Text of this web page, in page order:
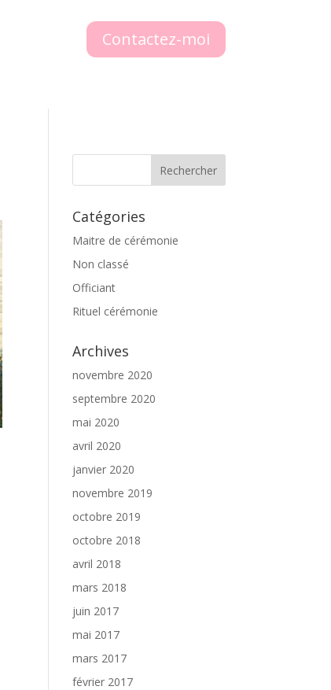
Contactez-moi
Catégories
Maitre de cérémonie
Non classé
Officiant
Rituel cérémonie
Archives
novembre 2020
septembre 2020
mai 2020
avril 2020
janvier 2020
novembre 2019
octobre 2019
octobre 2018
avril 2018
mars 2018
juin 2017
mai 2017
mars 2017
février 2017